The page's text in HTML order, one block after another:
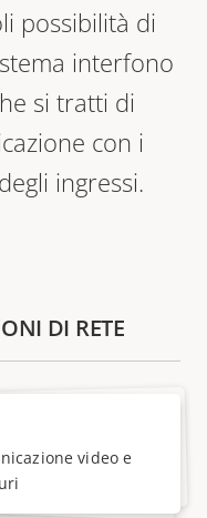
possibilità di
interfono
si tratti di
con i
ingressi.
DI RETE
video e